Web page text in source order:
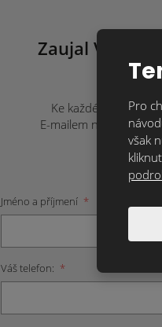
Zaujal Vás
Ke každému
E-mailem na
Jméno a příjmení *
Váš telefon: *
Pro
však